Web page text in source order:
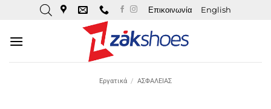
Μετάβαση
περιεχόμενο
Επικοινωνία English
Εργατικά / ΑΣΦΑΛΕΙΑΣ